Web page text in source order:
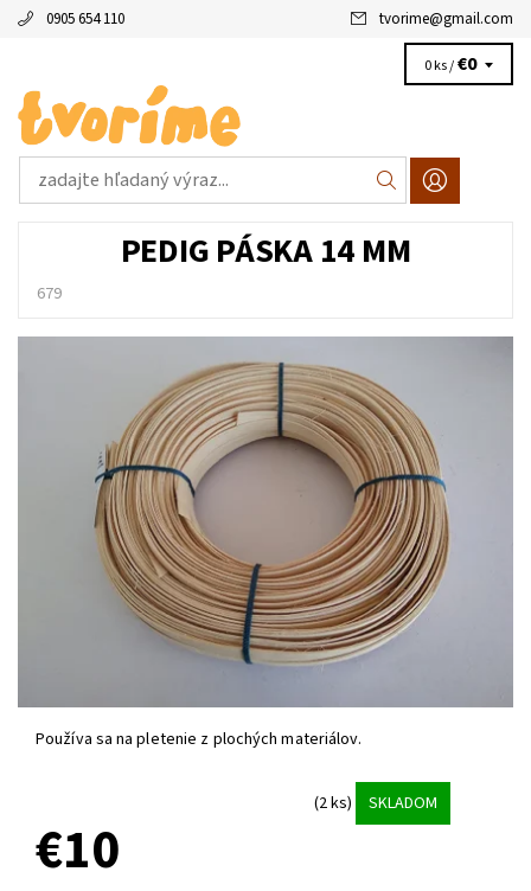
0905 654 110 tvorime@gmail.com
0 ks /€0
PEDIG PÁSKA 14 MM
679
Používa sa na pletenie z plochých materiálov.
(2 ks) SKLADOM
€10